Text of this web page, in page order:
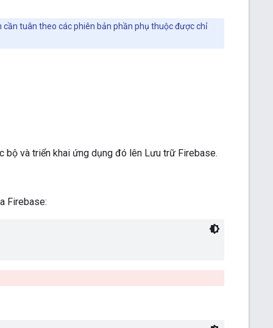
tuân theo các phiên bản phần phụ thuộc được chỉ
bộ và triển khai ứng dụng đó lên Lưu trữ Firebase.
Firebase: